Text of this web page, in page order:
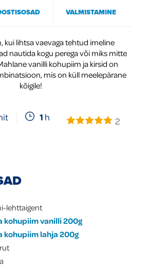
VALMISTAMINE
kui lihtsa vaevaga tehtud imeline
nautida kogu perega või miks mitte
vanilli kohupiim ja kirsid on
mis on küll meelepärane
kõigile!
1 h 2
lehttaigent
kohupiim vanilli 200g
kohupiim lahja 200g